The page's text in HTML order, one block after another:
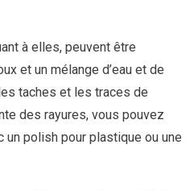
à elles, peuvent être
et un mélange d’eau et de
taches et les traces de
des rayures, vous pouvez
polish pour plastique ou une